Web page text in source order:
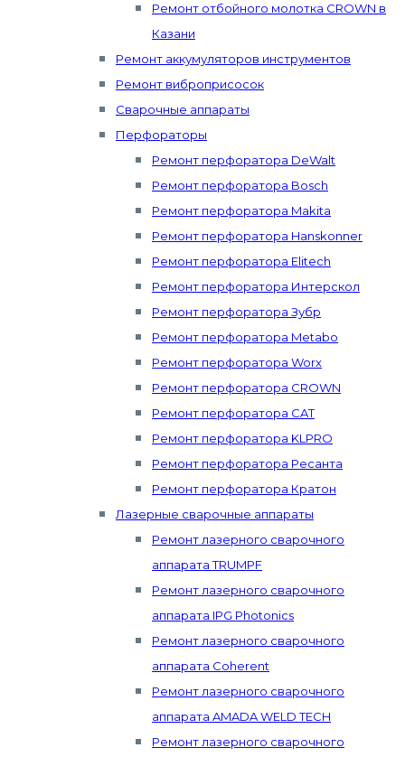
Ремонт отбойного молотка CROWN в
Казани
Ремонт аккумуляторов инструментов
Ремонт виброприсосок
Сварочные аппараты
Перфораторы
Ремонт перфоратора DeWalt
Ремонт перфоратора Bosch
Ремонт перфоратора Makita
Ремонт перфоратора Hanskonner
Ремонт перфоратора Elitech
Ремонт перфоратора Интерскол
Ремонт перфоратора Зубр
Ремонт перфоратора Metabo
Ремонт перфоратора Worx
Ремонт перфоратора CROWN
Ремонт перфоратора CAT
Ремонт перфоратора KLPRO
Ремонт перфоратора Ресанта
Ремонт перфоратора Кратон
Лазерные сварочные аппараты
Ремонт лазерного сварочного
аппарата TRUMPF
Ремонт лазерного сварочного
аппарата IPG Photonics
Ремонт лазерного сварочного
аппарата Coherent
Ремонт лазерного сварочного
аппарата AMADA WELD TECH
Ремонт лазерного сварочного